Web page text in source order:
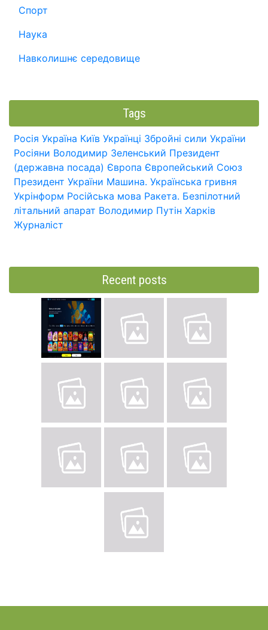
Спорт
Наука
Навколишнє середовище
Tags
Росія Україна Київ Українці Збройні сили України
Росіяни Володимир Зеленський Президент
(державна посада) Європа Європейський Союз
Президент України Машина. Українська гривня
Укрінформ Російська мова Ракета. Безпілотний
літальний апарат Володимир Путін Харків
Журналіст
Recent posts